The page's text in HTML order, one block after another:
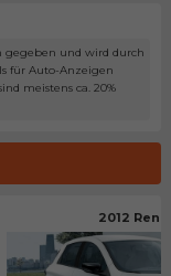
und wird durch
für Auto-Anzeigen
meistens ca. 20%
2012